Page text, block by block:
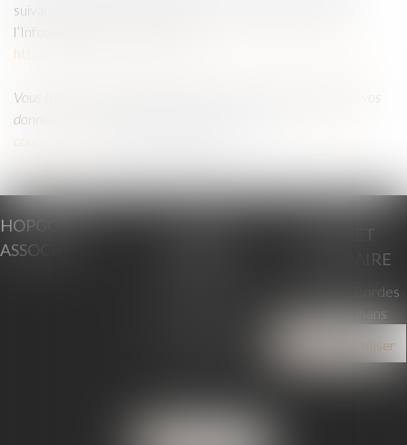
suivante du site Internet de la Commission Nationale de
l’Informatique et des Libertés :
https://www.cnil.fr/fr/cookies-les-outils-pour-les-maitriser
Vous trouverez davantage d’informations sur le traitement de vos
données personnelles en allant dans la rubrique «
confidentialité
HOPGOOD &
ASSOCIÉS
CABINET
SECONDAIRE
26, Rue des Bordes
71500 Louhans
Nous localiser